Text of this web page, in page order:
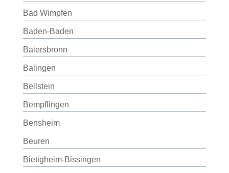
Bad Wimpfen
Baden-Baden
Baiersbronn
Balingen
Beilstein
Bempflingen
Bensheim
Beuren
Bietigheim-Bissingen